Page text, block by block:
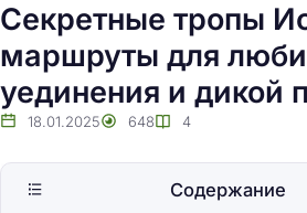
Секретные тропы
маршруты для
уединения и дикой
18.01.2025 648 4
Содержание